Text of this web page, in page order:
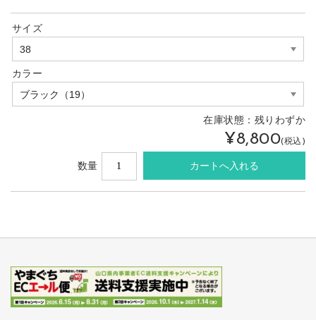
サイズ
カラー
在庫状態： 残りわずか
¥8,800(税込)
数量